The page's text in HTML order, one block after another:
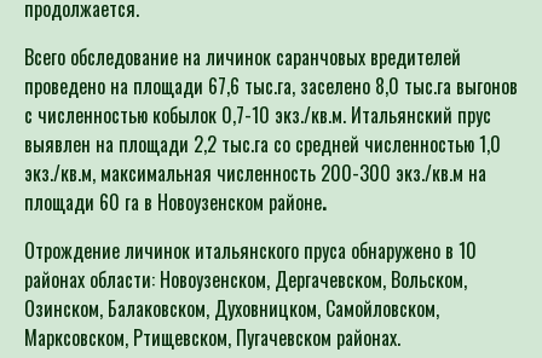
Всего обследование на личинок саранчовых вредителей
проведено на площади 67,6 тыс.га, заселено 8,0 тыс.га выгонов
с численностью кобылок 0,7-10 экз./кв.м. Итальянский прус
выявлен на площади 2,2 тыс.га со средней численностью 1,0
экз./кв.м, максимальная численность 200-300 экз./кв.м на
площади 60 га в Новоузенском районе.
Отрождение личинок итальянского пруса обнаружено в 10
районах области: Новоузенском, Дергачевском, Вольском,
Озинском, Балаковском, Духовницком, Самойловском,
Марксовском, Ртищевском, Пугачевском районах.